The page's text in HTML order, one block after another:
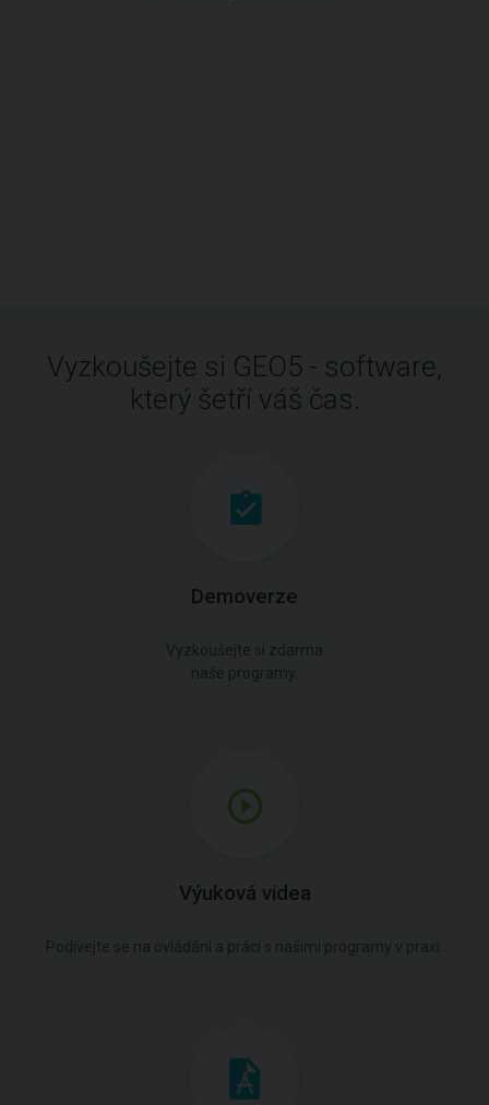
Vyzkoušejte si GEO5 - software,
který šetří váš čas.
Demoverze
Výuková videa